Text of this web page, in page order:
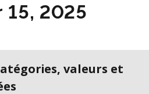
2025
valeurs et